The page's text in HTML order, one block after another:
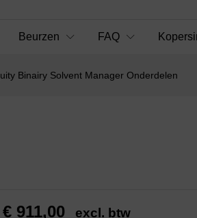
Beurzen FAQ
Binairy Solvent Manager Onderdelen
€ 911,00 excl. btw